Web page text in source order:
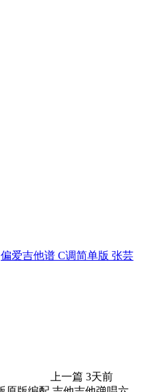
偏爱吉他谱 C调简单版 张芸
上一篇 3天前